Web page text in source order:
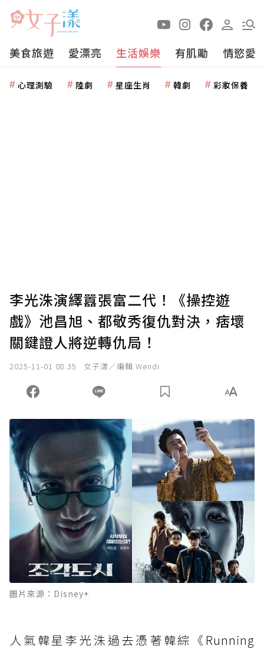
美食旅遊 愛漂亮 生活娛樂 有肌勵 情慾愛
心理測驗 陸劇 星座生肖 韓劇 彩妝保養
李光洙演繹囂張富二代！《操控遊
戲》池昌旭、都敬秀復仇對決，痞壞
關鍵證人將逆轉仇局！
2025-11-01 08:35 女子漾／編輯 Wendi
圖片來源：Disney+
人氣韓星李光洙過去憑著韓綜《Running